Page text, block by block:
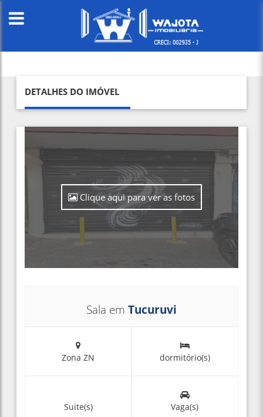
DETALHES DO IMÓVEL
Clique aqui para ver as fotos
Sala em Tucuruvi
Zona ZN dormitório(s)
Suite(s) Vaga(s)